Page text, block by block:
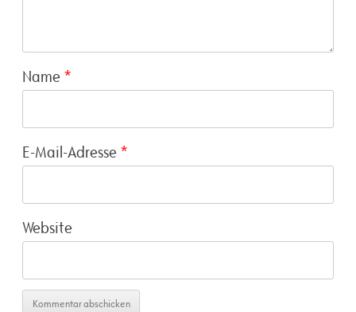
Name *
E-Mail-Adresse *
Website